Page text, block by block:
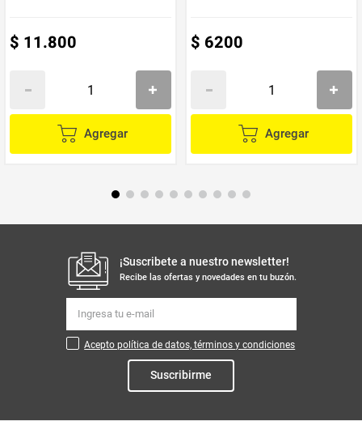
$ 11.800
Agregar
$ 6200
Agregar
¡Suscribete a nuestro newsletter!
Recibe las ofertas y novedades en tu buzón.
Acepto política de datos, términos y condiciones
Suscribirme